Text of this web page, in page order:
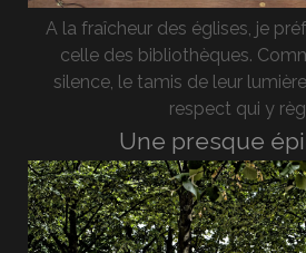
A la fraîcheur des églises, je
celle des bibliothèques.
silence, le tamis de leur
respect qui y
Une presque